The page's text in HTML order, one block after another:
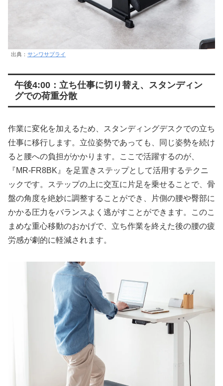
出典： サンワサプライ
午後4:00：立ち仕事に切り替え、スタンディン
グでの荷重分散
作業に変化を加えるため、スタンディングデスクでの立ち
仕事に移行します。立位姿勢であっても、同じ姿勢を続け
ると腰への負担がかかります。ここで活躍するのが、
『MR-FR8BK』を足置きステップとして活用するテクニ
ックです。ステップの上に交互に片足を乗せることで、骨
盤の角度を絶妙に調整することができ、片側の腰や臀部に
かかる圧力をバランスよく逃がすことができます。このこ
まめな重心移動のおかげで、立ち作業を終えた後の腰の疲
労感が劇的に軽減されます。